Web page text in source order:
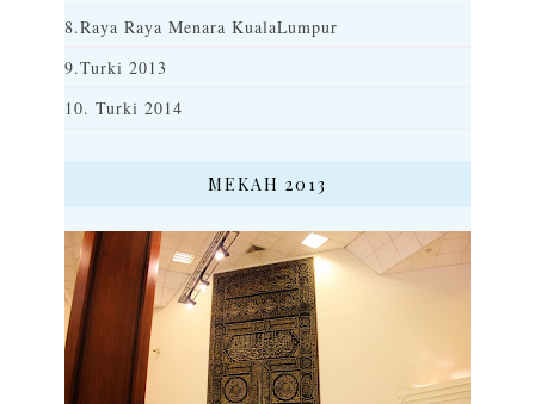
8.Raya Raya Menara KualaLumpur
9.Turki 2013
10. Turki 2014
MEKAH 2013